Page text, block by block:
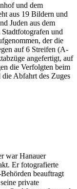
und dem
aus 19 Bildern und
Juden aus dem
und
der die
auf 6 Streifen (A-
angefertigt, auf
die Verfolgten beim
Abfahrt des Zuges
war Hanauer
Er fotografierte
beauftragt
private